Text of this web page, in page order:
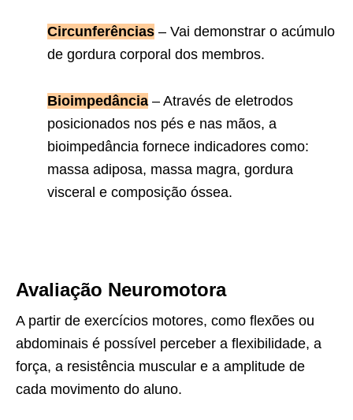
Circunferências – Vai demonstrar o acúmulo
de gordura corporal dos membros.
Bioimpedância – Através de eletrodos
posicionados nos pés e nas mãos, a
bioimpedância fornece indicadores como:
massa adiposa, massa magra, gordura
visceral e composição óssea.
Avaliação Neuromotora
A partir de exercícios motores, como flexões ou
abdominais é possível perceber a flexibilidade, a
força, a resistência muscular e a amplitude de
cada movimento do aluno.